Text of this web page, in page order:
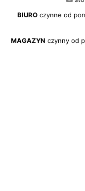
BIUROczynne od
MAGAZYN czynny od